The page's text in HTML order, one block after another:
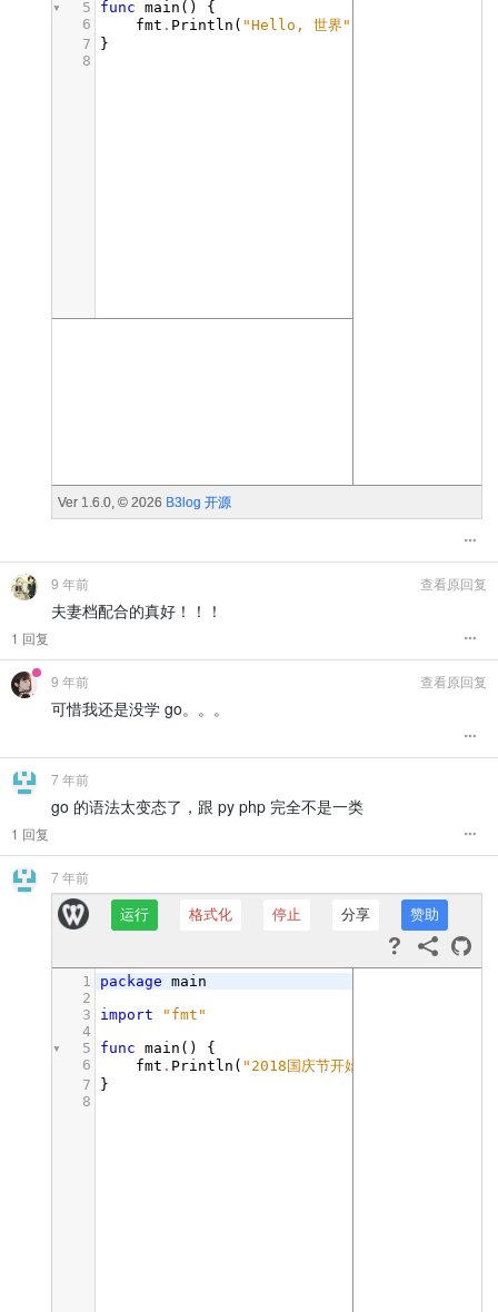
9 年前 查看原回复
夫妻档配合的真好！！！
1 回复
9 年前 查看原回复
可惜我还是没学 go。。。
7 年前
go 的语法太变态了，跟 py php 完全不是一类
1 回复
7 年前